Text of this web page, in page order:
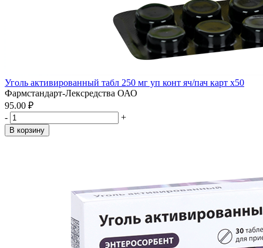
Уголь активированный табл 250 мг уп конт яч/пач карт x50
Фармстандарт-Лексредства ОАО
95.00 ₽
-
+
В корзину